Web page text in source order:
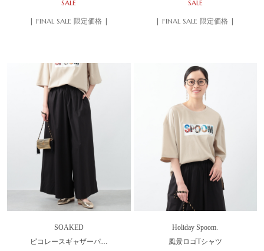
SALE
| FINAL SALE 限定価格 |
SALE
| FINAL SALE 限定価格 |
SOAKED
ピコレースギャザーパ…
Holiday Spoom.
風景ロゴTシャツ